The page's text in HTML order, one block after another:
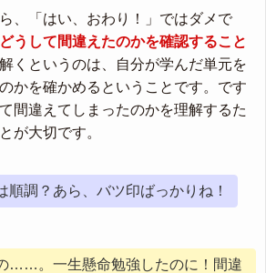
、「はい、おわり！」ではダメで
うして間違えたのかを確認すること
くというのは、自分が学んだ単元を
かを確かめるということです。です
間違えてしまったのかを理解するた
が大切です。
順調？あら、バツ印ばっかりね！
……。一生懸命勉強したのに！間違